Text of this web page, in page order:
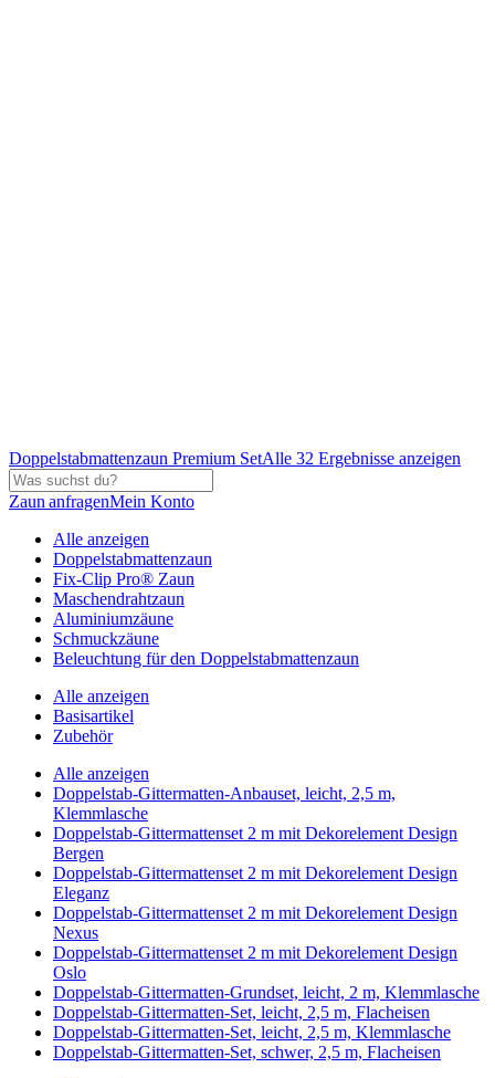
Doppelstabmattenzaun Premium SetAlle 32 Ergebnisse anzeigen
Zaun anfragenMein Konto
Alle anzeigen
Doppelstabmattenzaun
Fix-Clip Pro® Zaun
Maschendrahtzaun
Aluminiumzäune
Schmuckzäune
Beleuchtung für den Doppelstabmattenzaun
Alle anzeigen
Basisartikel
Zubehör
Alle anzeigen
Doppelstab-Gittermatten-Anbauset, leicht, 2,5 m,
Klemmlasche
Doppelstab-Gittermattenset 2 m mit Dekorelement Design
Bergen
Doppelstab-Gittermattenset 2 m mit Dekorelement Design
Eleganz
Doppelstab-Gittermattenset 2 m mit Dekorelement Design
Nexus
Doppelstab-Gittermattenset 2 m mit Dekorelement Design
Oslo
Doppelstab-Gittermatten-Grundset, leicht, 2 m, Klemmlasche
Doppelstab-Gittermatten-Set, leicht, 2,5 m, Flacheisen
Doppelstab-Gittermatten-Set, leicht, 2,5 m, Klemmlasche
Doppelstab-Gittermatten-Set, schwer, 2,5 m, Flacheisen